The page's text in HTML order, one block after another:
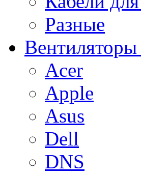
Разные
Acer
Apple
Asus
Dell
DNS